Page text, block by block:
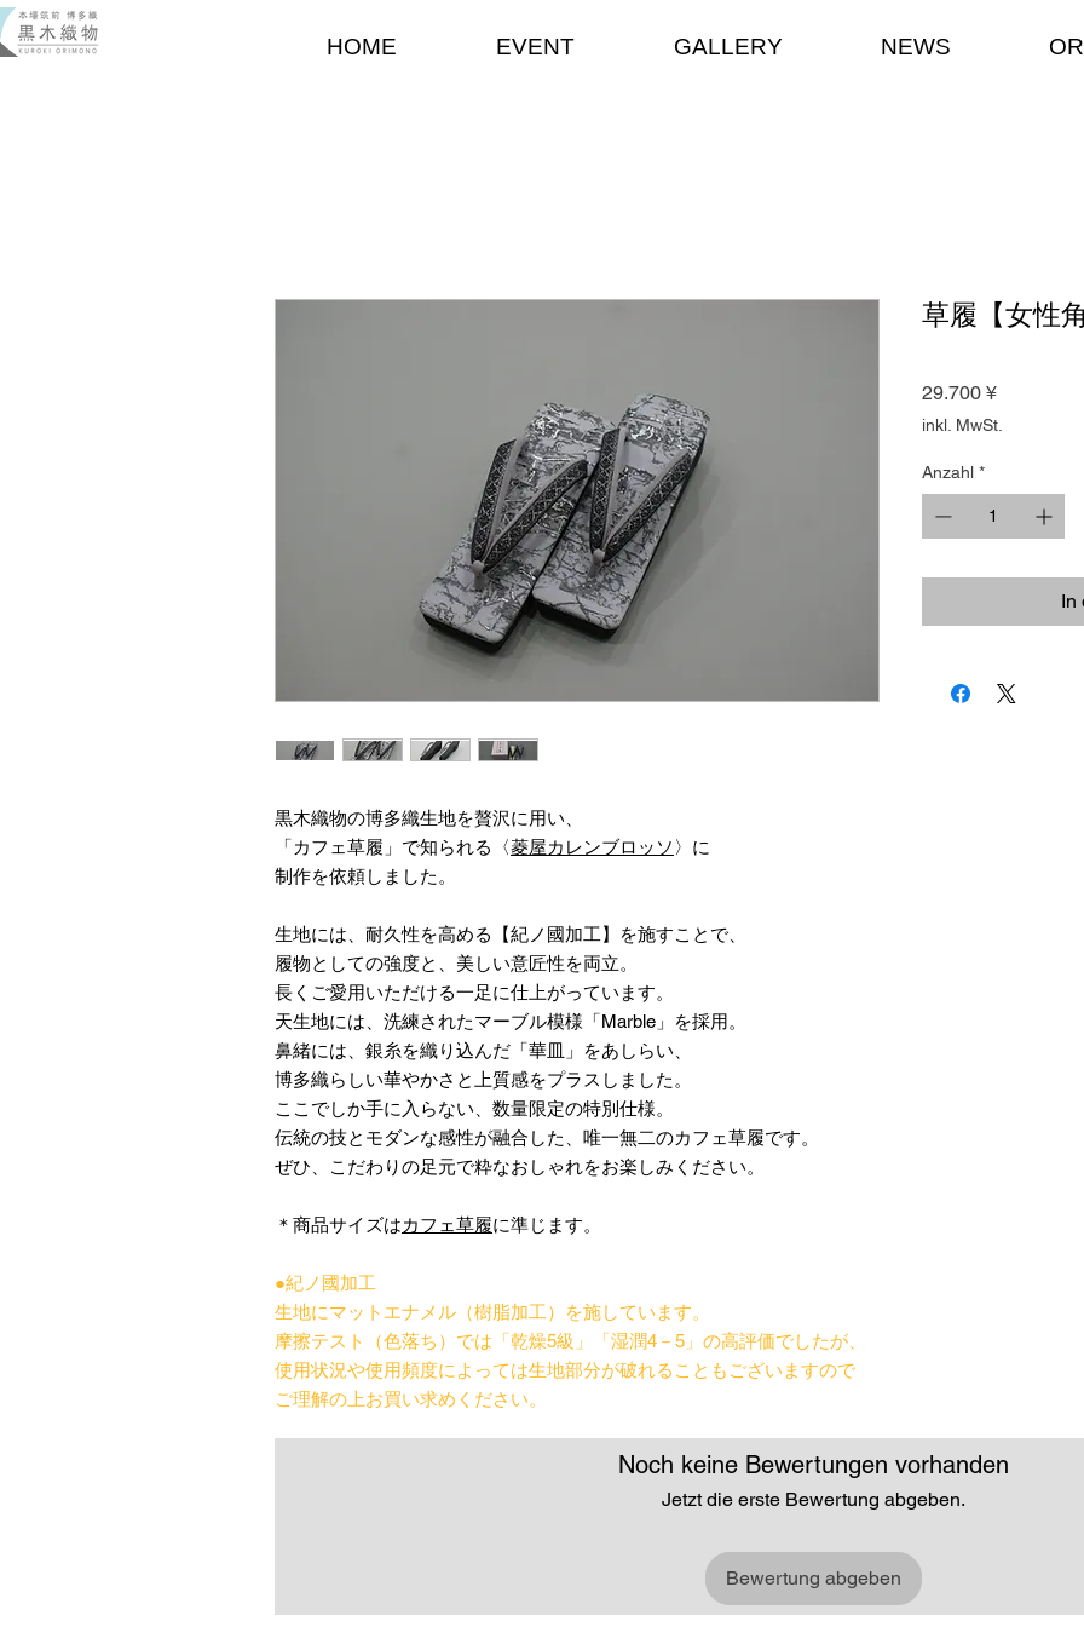
HOME EVENT GALLERY NEWS
黒木織物の博多織生地を贅沢に用い、
「カフェ草履」で知られる〈菱屋カレンブロッソ 〉に
制作を依頼しました。
生地には、耐久性を高める【紀ノ國加工】を施すことで、
履物としての強度と、美しい意匠性を両立。
長くご愛用いただける一足に仕上がっています。
天生地には、洗練されたマーブル模様「Marble」を採用。
鼻緒には、銀糸を織り込んだ「華皿」をあしらい、
博多織らしい華やかさと上質感をプラスしました。
ここでしか手に入らない、数量限定の特別仕様。
伝統の技とモダンな感性が融合した、唯一無二のカフェ草履です。
ぜひ、こだわりの足元で粋なおしゃれをお楽しみください。
＊商品サイズはカフェ草履に準じます。
●紀ノ國加工
生地にマットエナメル（樹脂加工）を施しています。
摩擦テスト（色落ち）では「乾燥5級」「湿潤4－5」の高評価でしたが、
使用状況や使用頻度によっては生地部分が破れることもございますので
ご理解の上お買い求めください。
草履【女性
29.700 ¥Preis
inkl. MwSt.
Anzahl *
In
Noch keine Bewertungen vorhanden
Jetzt die erste Bewertung abgeben.
Bewertung abgeben